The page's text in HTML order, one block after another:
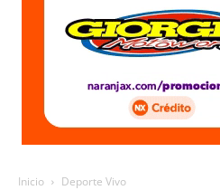
Inicio Deporte Vivo